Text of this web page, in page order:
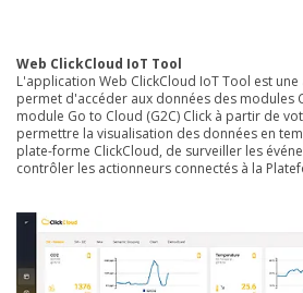
Web ClickCloud IoT Tool
L'application Web ClickCloud IoT Tool est
permet d'accéder aux données des modules
module Go to Cloud (G2C) Click à partir de
permettre la visualisation des données en
plate-forme ClickCloud, de surveiller les
contrôler les actionneurs connectés à la